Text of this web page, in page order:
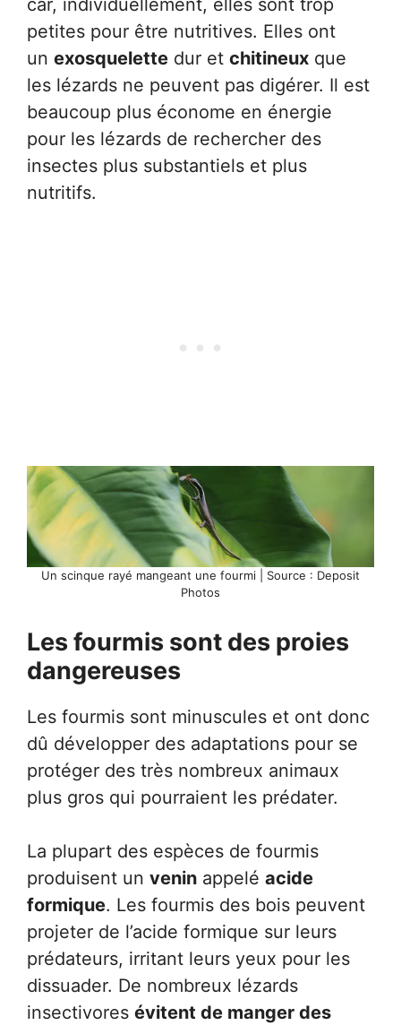
car, individuellement, elles sont trop
petites pour être nutritives. Elles ont
un exosquelette dur et chitineux que
les lézards ne peuvent pas digérer. Il est
beaucoup plus économe en énergie
pour les lézards de rechercher des
insectes plus substantiels et plus
nutritifs.
Un scinque rayé mangeant une fourmi | Source : Deposit
Photos
Les fourmis sont des proies
dangereuses
Les fourmis sont minuscules et ont donc
dû développer des adaptations pour se
protéger des très nombreux animaux
plus gros qui pourraient les prédater.
La plupart des espèces de fourmis
produisent un venin appelé acide
formique. Les fourmis des bois peuvent
projeter de l’acide formique sur leurs
prédateurs, irritant leurs yeux pour les
dissuader. De nombreux lézards
insectivores évitent de manger des